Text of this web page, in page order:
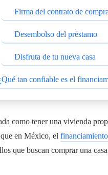
Firma del contrato de
Desembolso del préstamo
Disfruta de tu nueva casa
tan confiable es el
como tener una vivienda
en México, el
que buscan comprar una